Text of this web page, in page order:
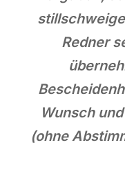
Redner
Wunsch
(ohne